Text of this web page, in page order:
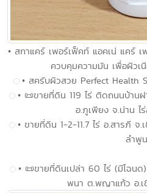
• สกาแคร์ เพอร์เฟ็คท์ แอคเน่ แคร์
ควบคุมความมัน เพื่อผิวเ
• สครับผิวสวย Perfect Health
• 📜ขายที่ดิน 119 ไร่ ติดถนนบ้าน
อ.ภูเพียง จ.น่าน ไ
• ขายที่ดิน 1-2-11.7 ไร่ อ.สารภี
ลำพูน
• 📜ขายที่ดินเปล่า 60 ไร่ (มีโฉน
พนา ต.พญาแก้ว อ.เ